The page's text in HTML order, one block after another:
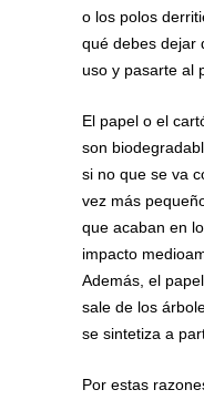
o los polos
qué debes dejar
uso y pasarte al
El papel o el
son
si no que se va
vez más
que acaban en
impacto
Además, el
sale de los
se sintetiza a
Por estas